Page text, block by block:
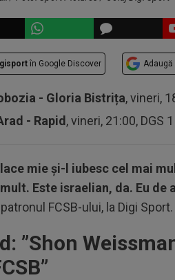
în Google Discover Adaugă
- Gloria Bistrița, vineri,
- Rapid , vineri, 21:00, DGS 1
mie și-l iubesc cel mai
Este israelian, da. Eu de
FCSB-ului, la Digi Sport.
”Shon